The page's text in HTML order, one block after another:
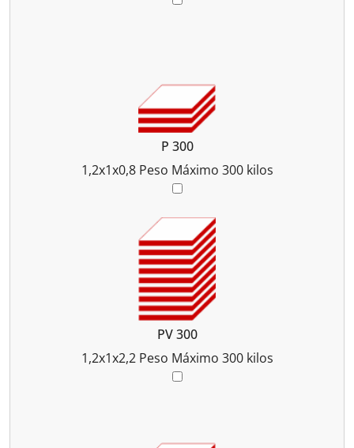
P 300
1,2x1x0,8 Peso Máximo 300 kilos
PV 300
1,2x1x2,2 Peso Máximo 300 kilos